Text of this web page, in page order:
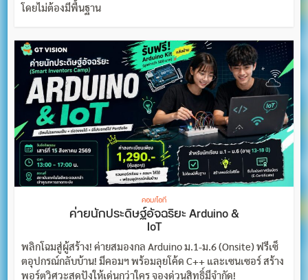
โดยไม่ต้องมีพื้นฐาน
คอม/ไอที
ค่ายนักประดิษฐ์อัจฉริยะ Arduino &
IoT
พลิกโฉมสู่ผู้สร้าง! ค่ายสมองกล Arduino ม.1-ม.6 (Onsite) ฟรีเซ็
ตอุปกรณ์กลับบ้าน! มีคอมฯ พร้อมลุยโค้ด C++ และเซนเซอร์ สร้าง
พอร์ตวิศวะสุดปังให้เด่นกว่าใคร จองด่วนสิทธิ์มีจำกัด!